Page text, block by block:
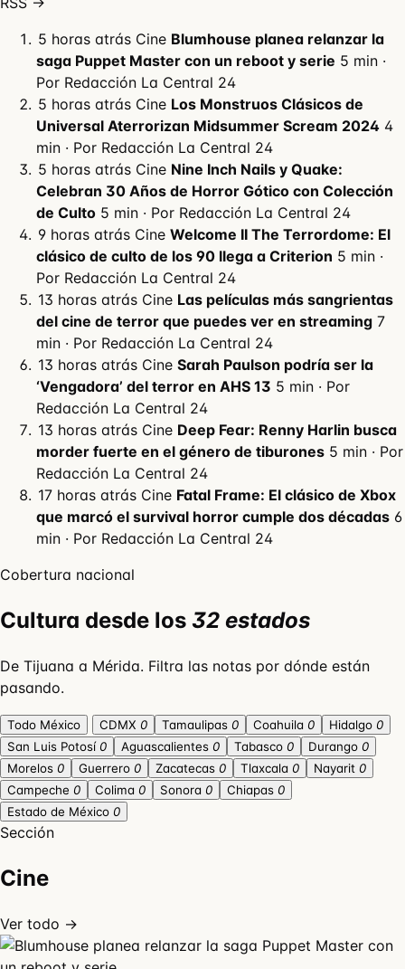
5 horas atrás Cine Blumhouse planea relanzar la
saga Puppet Master con un reboot y serie 5 min ·
Por Redacción La Central 24
5 horas atrás Cine Los Monstruos Clásicos de
Universal Aterrorizan Midsummer Scream 2024 4
min · Por Redacción La Central 24
5 horas atrás Cine Nine Inch Nails y Quake:
Celebran 30 Años de Horror Gótico con Colección
de Culto 5 min · Por Redacción La Central 24
9 horas atrás Cine Welcome II The Terrordome: El
clásico de culto de los 90 llega a Criterion 5 min ·
Por Redacción La Central 24
13 horas atrás Cine Las películas más sangrientas
del cine de terror que puedes ver en streaming 7
min · Por Redacción La Central 24
13 horas atrás Cine Sarah Paulson podría ser la
‘Vengadora’ del terror en AHS 13 5 min · Por
Redacción La Central 24
13 horas atrás Cine Deep Fear: Renny Harlin busca
morder fuerte en el género de tiburones 5 min · Por
Redacción La Central 24
17 horas atrás Cine Fatal Frame: El clásico de Xbox
que marcó el survival horror cumple dos décadas 6
min · Por Redacción La Central 24
Cobertura nacional
Cultura desde los 32 estados
De Tijuana a Mérida. Filtra las notas por dónde están
pasando.
Todo México CDMX 0 Tamaulipas 0 Coahuila 0 Hidalgo 0
San Luis Potosí 0 Aguascalientes 0 Tabasco 0 Durango 0
Morelos 0 Guerrero 0 Zacatecas 0 Tlaxcala 0 Nayarit 0
Campeche 0 Colima 0 Sonora 0 Chiapas 0
Estado de México 0
Sección
Cine
Ver todo →